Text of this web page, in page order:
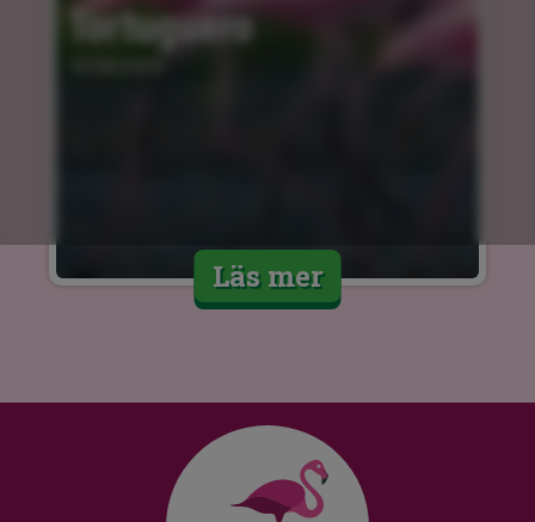
Tortuguero
Läs mer